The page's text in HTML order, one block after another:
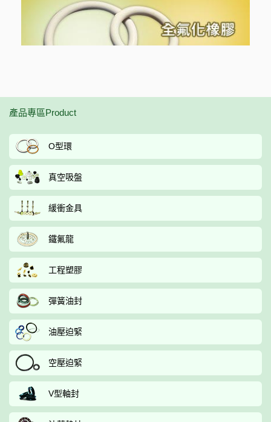
產品專區Product
O型環
真空吸盤
緩衝金具
鐵氟龍
工程塑膠
彈簧油封
油壓迫緊
空壓迫緊
V型軸封